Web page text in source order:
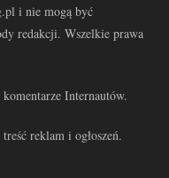
i nie mogą być
redakcji. Wszelkie prawa
Internautów.
reklam i ogłoszeń.